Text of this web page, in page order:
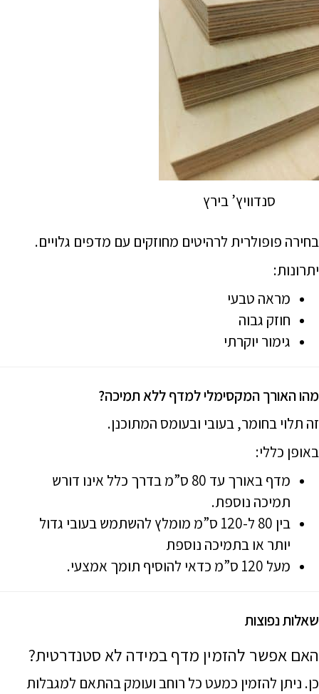
סנדוויץ’ בירץ
בחירה פופולרית לרהיטים מחוזקים עם מדפים גלויים.
יתרונות:
מראה טבעי
חוזק גבוה
גימור יוקרתי
מהו האורך המקסימלי למדף ללא תמיכה?
זה תלוי בחומר, בעובי ובעומס המתוכנן.
באופן כללי:
מדף באורך עד 80 ס”מ בדרך כלל אינו דורש
תמיכה נוספת.
בין 80 ל-120 ס”מ מומלץ להשתמש בעובי גדול
יותר או בתמיכה נוספת
מעל 120 ס”מ כדאי להוסיף תומך אמצעי.
שאלות נפוצות
האם אפשר להזמין מדף במידה לא סטנדרטית?
כן. ניתן להזמין כמעט כל רוחב ועומק בהתאם למגבלות